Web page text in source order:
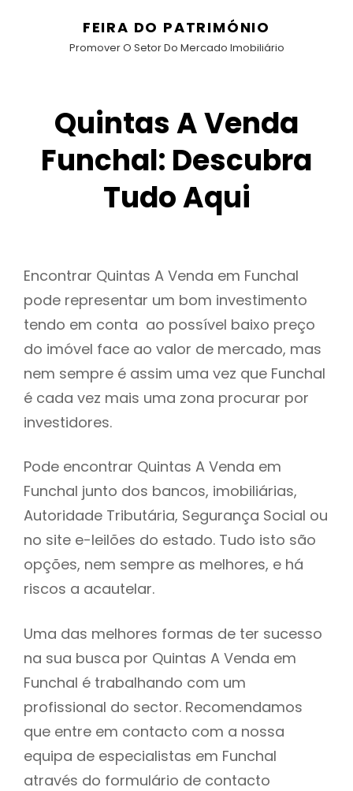
FEIRA DO PATRIMÓNIO
Promover O Setor Do Mercado Imobiliário
Quintas A Venda
Funchal: Descubra
Tudo Aqui
Encontrar Quintas A Venda em Funchal
pode representar um bom investimento
tendo em conta ao possível baixo preço
do imóvel face ao valor de mercado, mas
nem sempre é assim uma vez que Funchal
é cada vez mais uma zona procurar por
investidores.
Pode encontrar Quintas A Venda em
Funchal junto dos bancos, imobiliárias,
Autoridade Tributária, Segurança Social ou
no site e-leilões do estado. Tudo isto são
opções, nem sempre as melhores, e há
riscos a acautelar.
Uma das melhores formas de ter sucesso
na sua busca por Quintas A Venda em
Funchal é trabalhando com um
profissional do sector. Recomendamos
que entre em contacto com a nossa
equipa de especialistas em Funchal
através do formulário de contacto